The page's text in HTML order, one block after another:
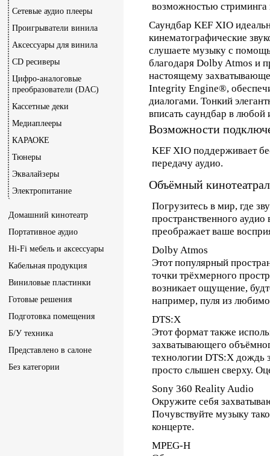
Сетевые аудио плееры
Проигрыватели винила
Аксессуары для винила
CD ресиверы
Цифро-аналоговые
преобразователи (DAC)
Кассетные деки
Медиаплееры
КАРАОКЕ
Тюнеры
Эквалайзеры
Электропитание
Домашний кинотеатр
Портативное аудио
Hi-Fi мебель и аксессуары
Кабельная продукция
Виниловые пластинки
Готовые решения
Подготовка помещения
Б/У техника
Представлено в салоне
Без категории
возможностью
Саундбар KEF XIO
кинематографические
слушаете музыку с
благодаря Dolby Atmos и
настоящему
Integrity Engine®,
диалогами. Тонкий
вписать саундбар в любой
Возможности
KEF XIO поддерживает
передачу аудио.
Объёмный
Погрузитесь в мир, где
пространственного
преображает ваше
Dolby Atmos
Этот популярный
точки трёхмерного
возникает ощущение,
например, пуля из
DTS:X
Этот формат также
захватывающего
технологии DTS:X дождь
просто слышен сверху.
Sony 360 Reality Audio
Окружите себя
Почувствуйте музыку
концерте.
MPEG-H